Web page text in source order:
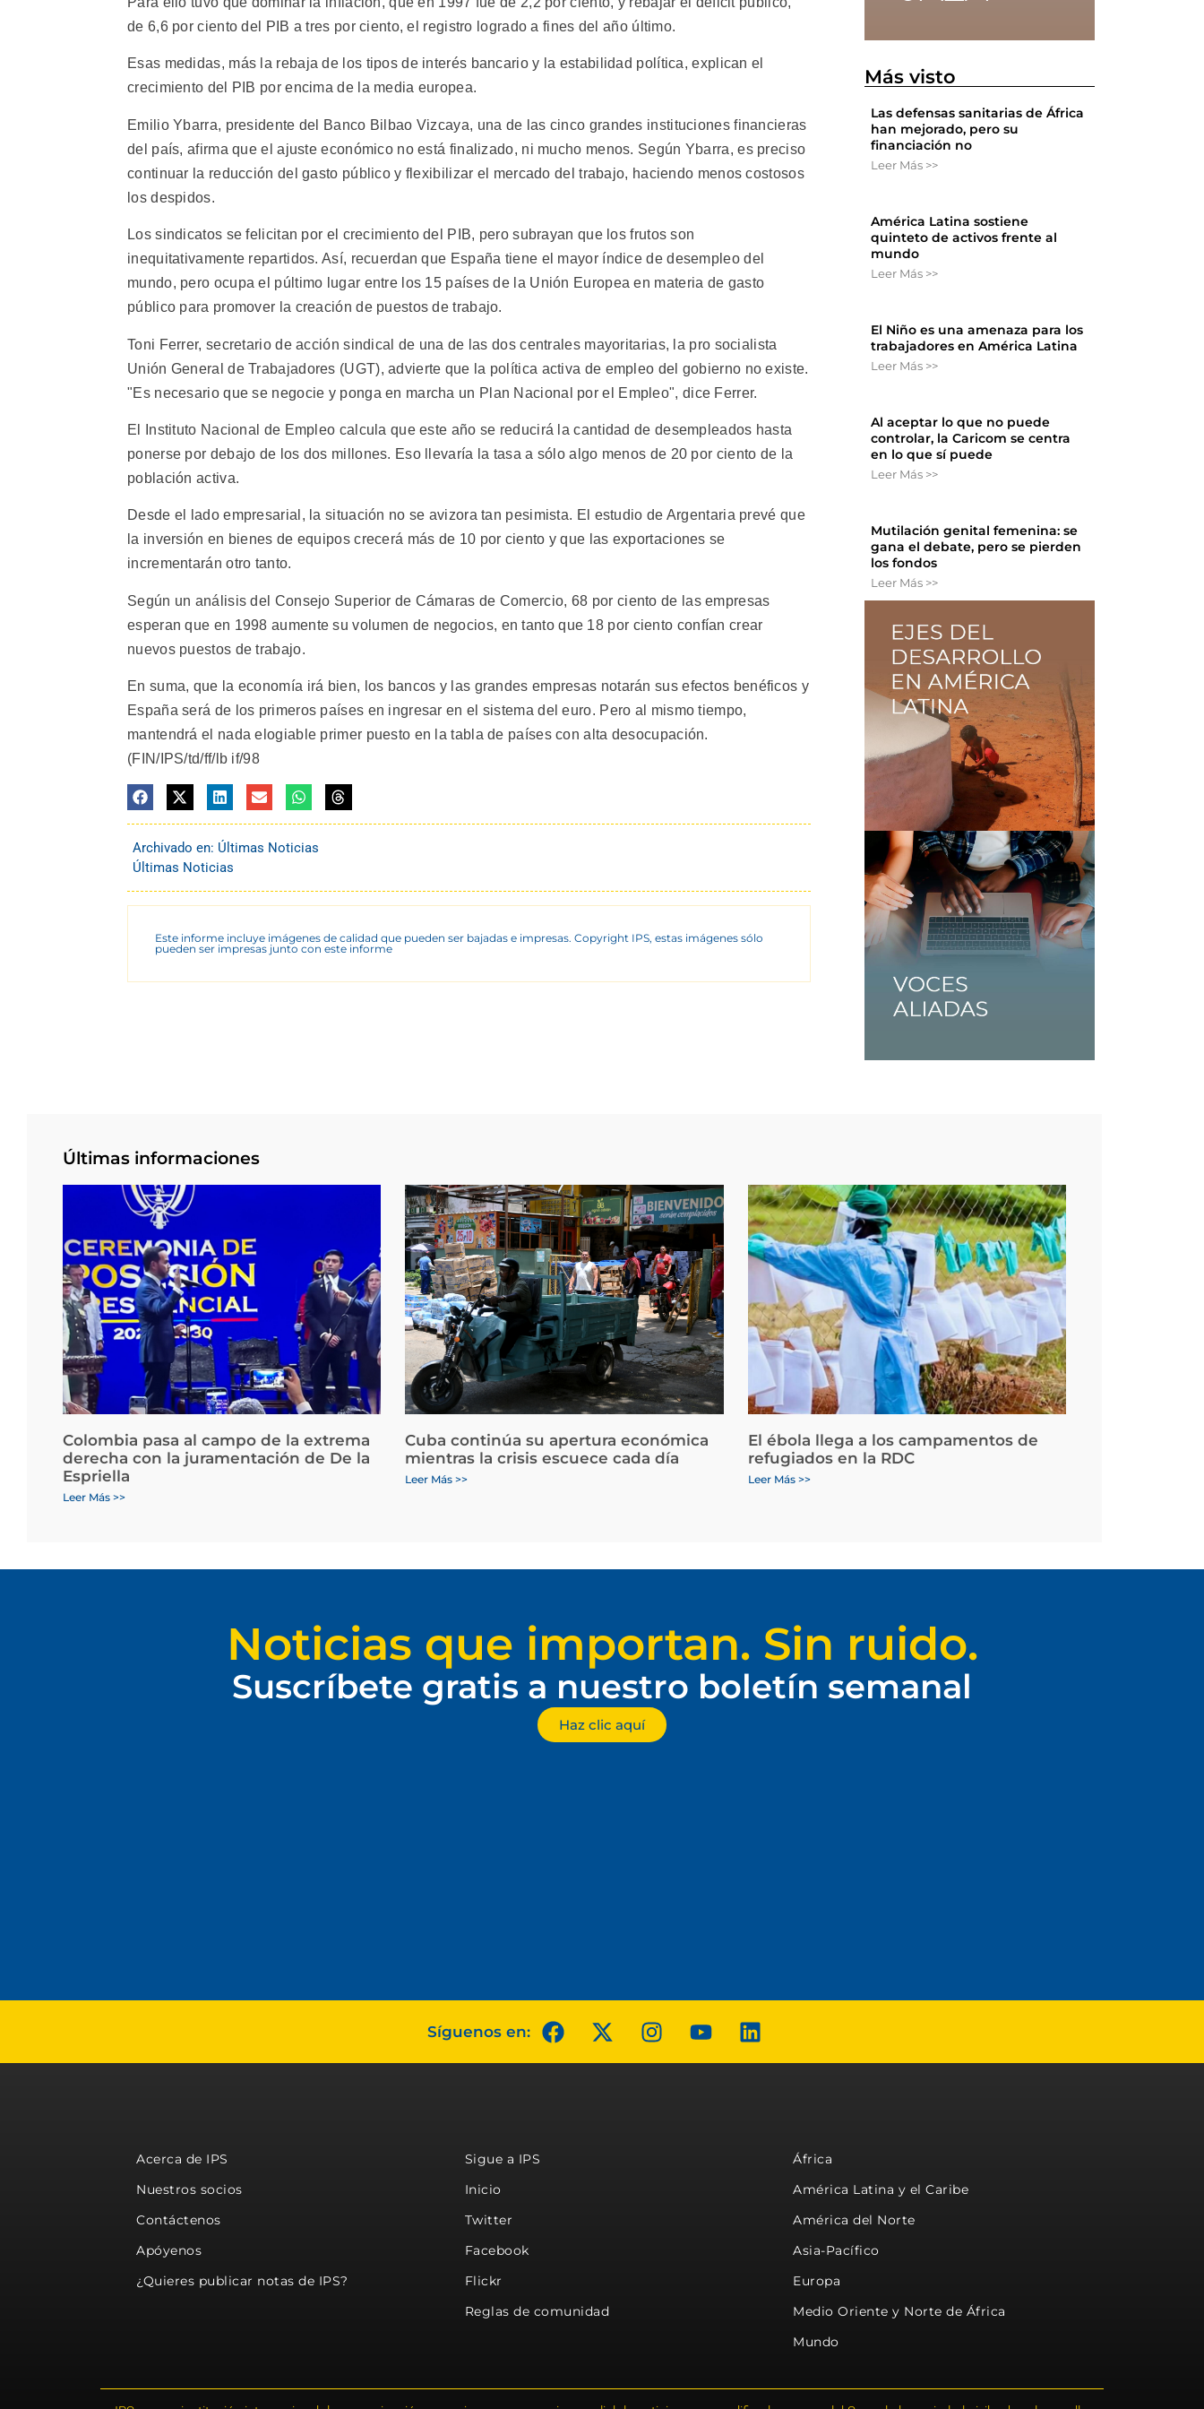
de 6,6 por ciento del PIB a tres por ciento, el registro logrado a fines del año último.
Esas medidas, más la rebaja de los tipos de interés bancario y la estabilidad política, explican el
crecimiento del PIB por encima de la media europea.
Emilio Ybarra, presidente del Banco Bilbao Vizcaya, una de las cinco grandes instituciones financieras
del país, afirma que el ajuste económico no está finalizado, ni mucho menos. Según Ybarra, es preciso
continuar la reducción del gasto público y flexibilizar el mercado del trabajo, haciendo menos costosos
los despidos.
Los sindicatos se felicitan por el crecimiento del PIB, pero subrayan que los frutos son
inequitativamente repartidos. Así, recuerdan que España tiene el mayor índice de desempleo del
mundo, pero ocupa el púltimo lugar entre los 15 países de la Unión Europea en materia de gasto
público para promover la creación de puestos de trabajo.
Toni Ferrer, secretario de acción sindical de una de las dos centrales mayoritarias, la pro socialista
Unión General de Trabajadores (UGT), advierte que la política activa de empleo del gobierno no existe.
"Es necesario que se negocie y ponga en marcha un Plan Nacional por el Empleo", dice Ferrer.
El Instituto Nacional de Empleo calcula que este año se reducirá la cantidad de desempleados hasta
ponerse por debajo de los dos millones. Eso llevaría la tasa a sólo algo menos de 20 por ciento de la
población activa.
Desde el lado empresarial, la situación no se avizora tan pesimista. El estudio de Argentaria prevé que
la inversión en bienes de equipos crecerá más de 10 por ciento y que las exportaciones se
incrementarán otro tanto.
Según un análisis del Consejo Superior de Cámaras de Comercio, 68 por ciento de las empresas
esperan que en 1998 aumente su volumen de negocios, en tanto que 18 por ciento confían crear
nuevos puestos de trabajo.
En suma, que la economía irá bien, los bancos y las grandes empresas notarán sus efectos benéficos y
España será de los primeros países en ingresar en el sistema del euro. Pero al mismo tiempo,
mantendrá el nada elogiable primer puesto en la tabla de países con alta desocupación.
(FIN/IPS/td/ff/lb if/98
Archivado en: Últimas Noticias
Últimas Noticias
Este informe incluye imágenes de calidad que pueden ser bajadas e impresas. Copyright IPS, estas imágenes sólo
pueden ser impresas junto con este informe
Más visto
Las defensas sanitarias de África
han mejorado, pero su
financiación no
Leer Más >>
América Latina sostiene
quinteto de activos frente al
mundo
Leer Más >>
El Niño es una amenaza para los
trabajadores en América Latina
Leer Más >>
Al aceptar lo que no puede
controlar, la Caricom se centra
en lo que sí puede
Leer Más >>
Mutilación genital femenina: se
gana el debate, pero se pierden
los fondos
Leer Más >>
Últimas informaciones
Colombia pasa al campo de la extrema
derecha con la juramentación de De la
Espriella
Leer Más >>
Cuba continúa su apertura económica
mientras la crisis escuece cada día
Leer Más >>
El ébola llega a los campamentos de
refugiados en la RDC
Leer Más >>
Noticias que importan. Sin ruido.
Suscríbete gratis a nuestro boletín semanal
Haz clic aquí
Síguenos en:
Acerca de IPS
Nuestros socios
Contáctenos
Apóyenos
¿Quieres publicar notas de IPS?
Sigue a IPS
Inicio
Twitter
Facebook
Flickr
Reglas de comunidad
África
América Latina y el Caribe
América del Norte
Asia-Pacífico
Europa
Medio Oriente y Norte de África
Mundo